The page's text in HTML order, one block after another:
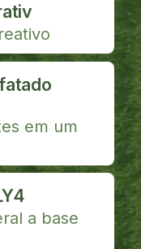
em um
a base